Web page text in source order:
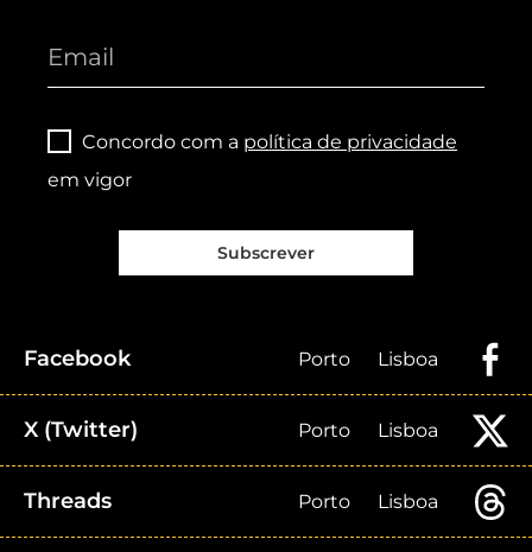
Concordo com a política de privacidade
em vigor
Subscrever
Facebook Porto Lisboa
X (Twitter) Porto Lisboa
Threads Porto Lisboa